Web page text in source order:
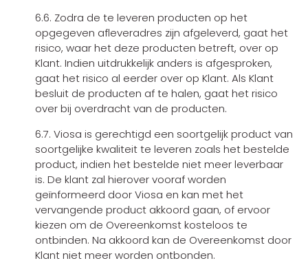
6.6. Zodra de te leveren producten op het
opgegeven afleveradres zijn afgeleverd, gaat het
risico, waar het deze producten betreft, over op
Klant. Indien uitdrukkelijk anders is afgesproken,
gaat het risico al eerder over op Klant. Als Klant
besluit de producten af te halen, gaat het risico
over bij overdracht van de producten.
6.7. Viosa is gerechtigd een soortgelijk product van
soortgelijke kwaliteit te leveren zoals het bestelde
product, indien het bestelde niet meer leverbaar
is. De klant zal hierover vooraf worden
geïnformeerd door Viosa en kan met het
vervangende product akkoord gaan, of ervoor
kiezen om de Overeenkomst kosteloos te
ontbinden. Na akkoord kan de Overeenkomst door
Klant niet meer worden ontbonden.